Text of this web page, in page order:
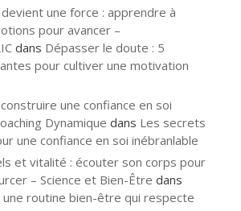
une force : apprendre à
pour avancer –
dans Dépasser le doute : 5
pour cultiver une motivation
une confiance en soi
Dynamique dans Les secrets
une confiance en soi inébranlable
et vitalité : écouter son corps pour
– Science et Bien-Être dans
routine bien-être qui respecte